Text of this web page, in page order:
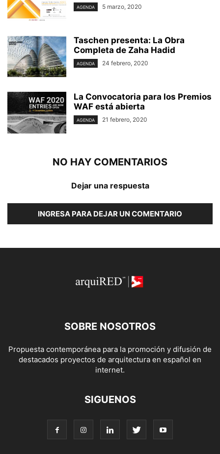
AGENDA 5 marzo, 2020
Taschen presenta: La Obra
Completa de Zaha Hadid
AGENDA 24 febrero, 2020
La Convocatoria para los Premios
WAF está abierta
AGENDA 21 febrero, 2020
NO HAY COMENTARIOS
Dejar una respuesta
INGRESA PARA DEJAR UN COMENTARIO
SOBRE NOSOTROS
Propuesta contemporánea para la promoción y difusión de
destacados proyectos de arquitectura en español en
internet.
SIGUENOS